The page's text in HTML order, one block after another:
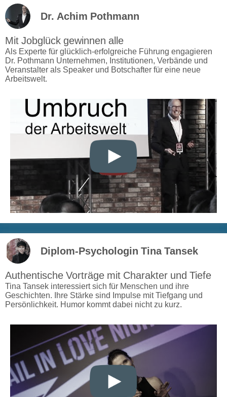
Dr. Achim Pothmann
Mit Jobglück gewinnen alle
Als Experte für glücklich-erfolgreiche Führung engagieren
Dr. Pothmann Unternehmen, Institutionen, Verbände und
Veranstalter als Speaker und Botschafter für eine neue
Arbeitswelt.
Diplom-Psychologin Tina Tansek
Authentische Vorträge mit Charakter und Tiefe
Tina Tansek interessiert sich für Menschen und ihre
Geschichten. Ihre Stärke sind Impulse mit Tiefgang und
Persönlichkeit. Humor kommt dabei nicht zu kurz.